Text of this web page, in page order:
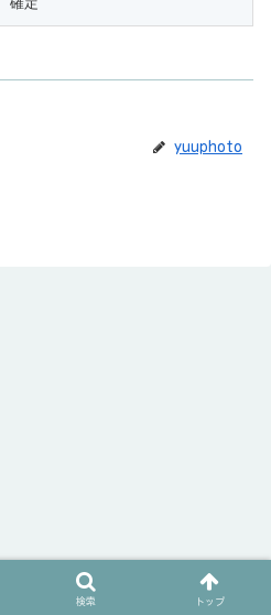
yuuphoto
検索 トップ